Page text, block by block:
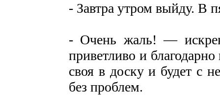
- Завтра утром выйду. В
- Очень жаль! —
приветливо и
своя в доску и будет с
без проблем.